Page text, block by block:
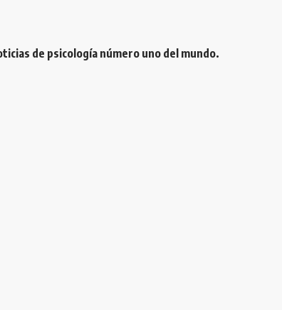
de psicología número uno del mundo.